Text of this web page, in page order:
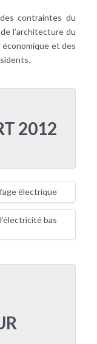
contraintes du
l’architecture du
et des
2012
électrique
bas